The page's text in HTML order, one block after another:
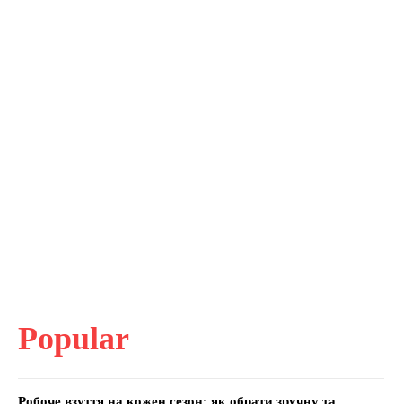
Popular
Робоче взуття на кожен сезон: як обрати зручну та